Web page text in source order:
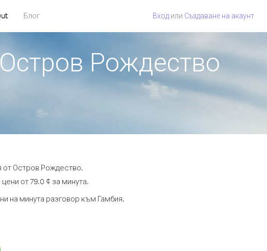
Блог Вход или Създаване на акаунт
Рождество
от Остров Рождество.
от 79.0 ¢ за минута.
на минута разговор към Гамбия.